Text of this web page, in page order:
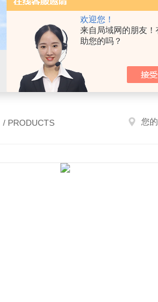
欢迎您！
来自局域网的朋友
助您的吗？
/ PRODUCTS 您